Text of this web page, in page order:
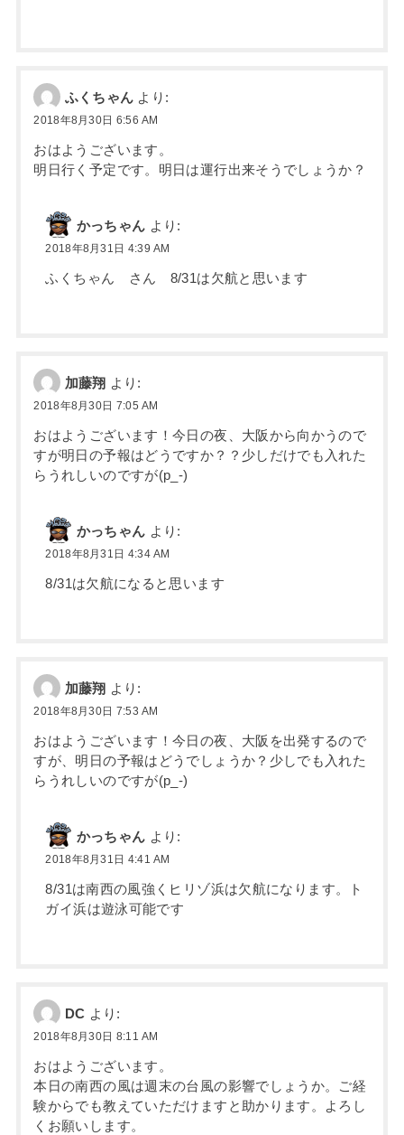
ふくちゃん より:
2018年8月30日 6:56 AM
おはようございます。
明日行く予定です。明日は運行出来そうでしょうか？
かっちゃん より:
2018年8月31日 4:39 AM
ふくちゃん さん 8/31は欠航と思います
加藤翔 より:
2018年8月30日 7:05 AM
おはようございます！今日の夜、大阪から向かうので
すが明日の予報はどうですか？？少しだけでも入れた
らうれしいのですが(p_-)
かっちゃん より:
2018年8月31日 4:34 AM
8/31は欠航になると思います
加藤翔 より:
2018年8月30日 7:53 AM
おはようございます！今日の夜、大阪を出発するので
すが、明日の予報はどうでしょうか？少しでも入れた
らうれしいのですが(p_-)
かっちゃん より:
2018年8月31日 4:41 AM
8/31は南西の風強くヒリゾ浜は欠航になります。ト
ガイ浜は遊泳可能です
DC より:
2018年8月30日 8:11 AM
おはようございます。
本日の南西の風は週末の台風の影響でしょうか。ご経
験からでも教えていただけますと助かります。よろし
くお願いします。